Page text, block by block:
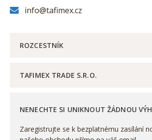
info@tafimex.cz
ROZCESTNÍK
TAFIMEX TRADE S.R.O.
NENECHTE SI UNIKNOUT ŽÁDNOU
Zaregistrujte se k bezplatnému zasílání